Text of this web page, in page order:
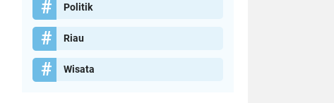
Politik
Riau
Wisata